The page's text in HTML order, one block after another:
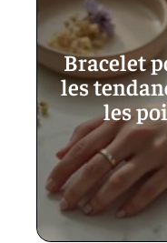
Bracelet
les
les